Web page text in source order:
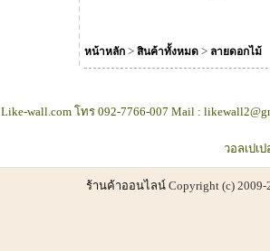
หน้าหลัก > สินค้าทั้งหมด > ลายดอกไม้
Like-wall.com โทร 092-7766-007 Mail :
วอลเปเ
ร้านค้าออนไลน์Copyright (c)